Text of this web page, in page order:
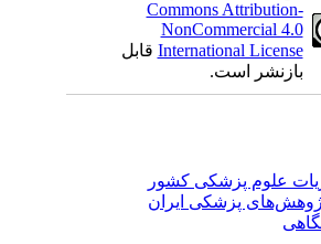
Commons Attribution-
NonCommercial 4.0
International Licenseقابل
بازنشر است.
علوم پزشکی کشور
پزشکی ایران